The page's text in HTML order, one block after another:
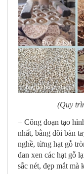
(Quy
+ Công đoạn tạo
nhất, bằng đôi bàn
nghề, từng hạt gỗ
đan xen các hạt gỗ
sắc nét, đẹp mắt mà